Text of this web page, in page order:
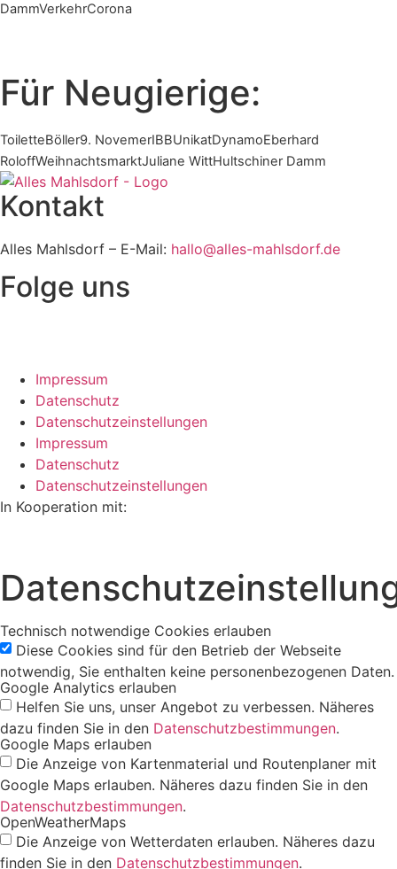
DammVerkehrCorona
Für Neugierige:
ToiletteBöller9. NovemerIBBUnikatDynamoEberhard
RoloffWeihnachtsmarktJuliane WittHultschiner Damm
Kontakt
Alles Mahlsdorf – E-Mail: hallo@alles-mahlsdorf.de
Folge uns
Impressum
Datenschutz
Datenschutzeinstellungen
Impressum
Datenschutz
Datenschutzeinstellungen
In Kooperation mit:
Technisch notwendige Cookies erlauben
Diese Cookies sind für den Betrieb der Webseite
notwendig, Sie enthalten keine personenbezogenen Daten.
Google Analytics erlauben
Helfen Sie uns, unser Angebot zu verbessen. Näheres
dazu finden Sie in den Datenschutzbestimmungen.
Google Maps erlauben
Die Anzeige von Kartenmaterial und Routenplaner mit
Google Maps erlauben. Näheres dazu finden Sie in den
Datenschutzbestimmungen.
OpenWeatherMaps
Die Anzeige von Wetterdaten erlauben. Näheres dazu
finden Sie in den Datenschutzbestimmungen.